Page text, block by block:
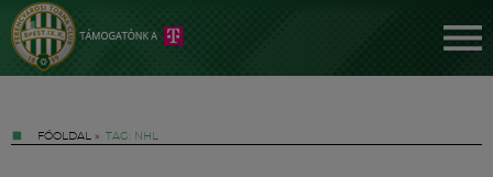
FŐOLDAL » TAG: NHL